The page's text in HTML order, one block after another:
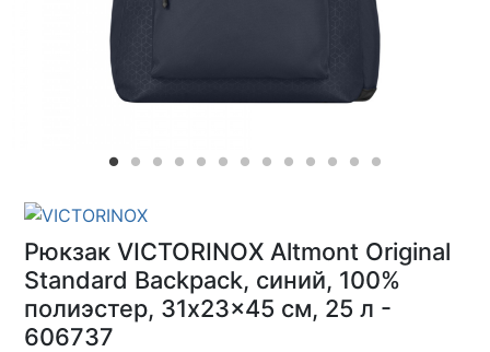
Рюкзак VICTORINOX Altmont Original
Standard Backpack, синий, 100%
полиэстер, 31x23x45 см, 25 л -
606737